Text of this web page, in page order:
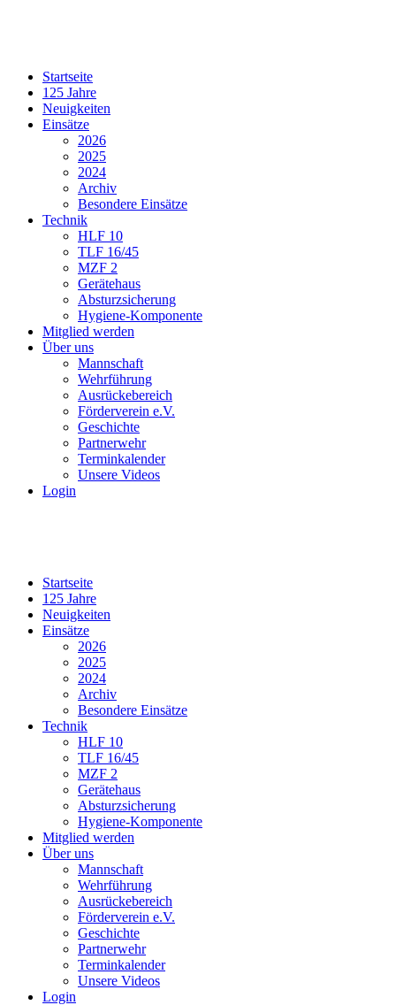
Startseite
125 Jahre
Neuigkeiten
Einsätze
2026
2025
2024
Archiv
Besondere Einsätze
Technik
HLF 10
TLF 16/45
MZF 2
Gerätehaus
Absturzsicherung
Hygiene-Komponente
Mitglied werden
Über uns
Mannschaft
Wehrführung
Ausrückebereich
Förderverein e.V.
Geschichte
Partnerwehr
Terminkalender
Unsere Videos
Login
Startseite
125 Jahre
Neuigkeiten
Einsätze
2026
2025
2024
Archiv
Besondere Einsätze
Technik
HLF 10
TLF 16/45
MZF 2
Gerätehaus
Absturzsicherung
Hygiene-Komponente
Mitglied werden
Über uns
Mannschaft
Wehrführung
Ausrückebereich
Förderverein e.V.
Geschichte
Partnerwehr
Terminkalender
Unsere Videos
Login